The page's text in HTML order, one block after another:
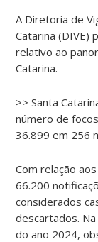
A Diretoria de
Catarina (DIVE)
relativo ao
Catarina.
>> Santa
número de
36.899 em 256
Com relação
66.200
considerados
descartados.
do ano 2024,